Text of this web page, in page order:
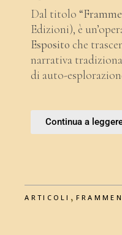
Dal titolo
Edizioni), è
Esposito che
narrativa
di auto-
Continua a
ARTICOLI ,